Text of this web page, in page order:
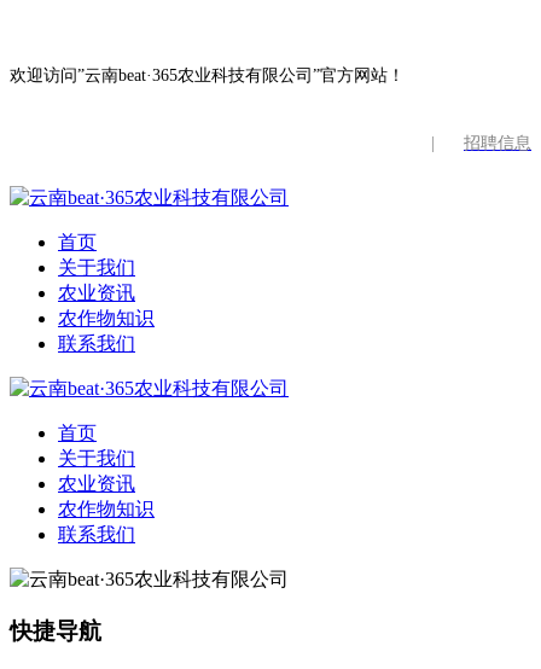
欢迎访问”云南beat·365农业科技有限公司”官方网站！
招聘信息
首页
关于我们
农业资讯
农作物知识
联系我们
首页
关于我们
农业资讯
农作物知识
联系我们
快捷导航